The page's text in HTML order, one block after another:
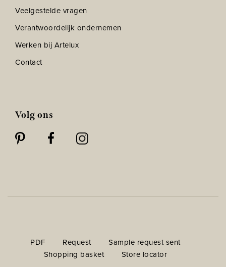
Veelgestelde vragen
Verantwoordelijk ondernemen
Werken bij Artelux
Contact
Volg ons
PDF Request
Sample request sent
Shopping basket
Store locator